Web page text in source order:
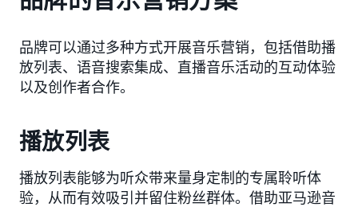
品牌可以通过多种方式开展音乐营销，包括借助播
放列表、语音搜索集成、直播音乐活动的互动体验
以及创作者合作。
播放列表
播放列表能够为听众带来量身定制的专属聆听体
验，从而有效吸引并留住粉丝群体。借助亚马逊音